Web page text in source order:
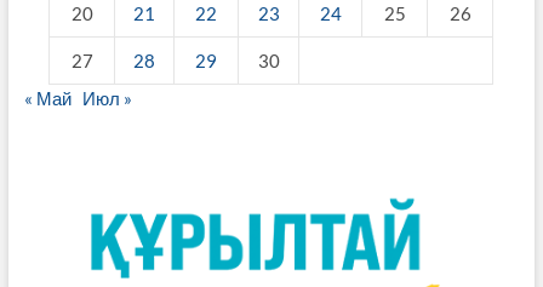
20 21 22 23 24 25 26
27 28 29
30
« Май Июл »